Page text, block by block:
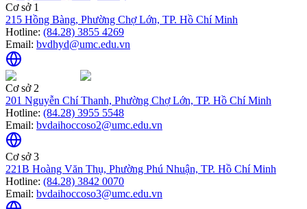
Cơ sở 1
215 Hồng Bàng, Phường Chợ Lớn, TP. Hồ Chí Minh
Hotline: (84.28) 3855 4269
Email: bvdhyd@umc.edu.vn
Cơ sở 2
201 Nguyễn Chí Thanh, Phường Chợ Lớn, TP. Hồ Chí Minh
Hotline: (84.28) 3955 5548
Email: bvdaihoccoso2@umc.edu.vn
Cơ sở 3
221B Hoàng Văn Thụ, Phường Phú Nhuận, TP. Hồ Chí Minh
Hotline: (84.28) 3842 0070
Email: bvdaihoccoso3@umc.edu.vn